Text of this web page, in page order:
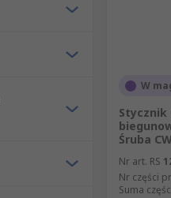
W
Stycznik
Śruba
Nr art. RS
Nr części
Suma